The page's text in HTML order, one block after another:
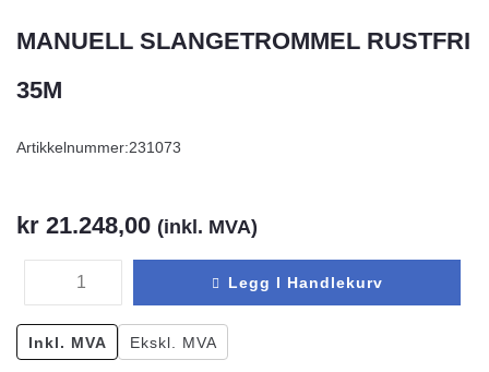
MANUELL SLANGETROMMEL RUSTFRI
35M
Artikkelnummer:231073
kr 21.248,00 (inkl. MVA)
Legg I Handlekurv
Inkl. MVA Ekskl. MVA